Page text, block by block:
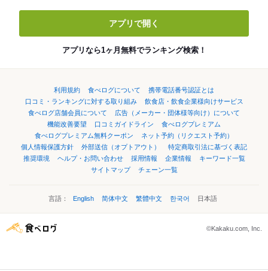
アプリで開く
アプリなら1ヶ月無料でランキング検索！
利用規約 食べログについて
携帯電話番号認証とは
口コミ・ランキングに対する取り組み
飲食店・飲食企業様向けサービス
食べログ店舗会員について
広告（メーカー・団体様等向け）について
機能改善要望
口コミガイドライン
食べログプレミアム
食べログプレミアム無料クーポン
ネット予約（リクエスト予約）
個人情報保護方針
外部送信（オプトアウト）
特定商取引法に基づく表記
推奨環境
ヘルプ・お問い合わせ 採用情報 企業情報
キーワード一覧
サイトマップ
チェーン一覧
言語： English 简体中文 繁體中文 한국어 日本語
©Kakaku.com, Inc.